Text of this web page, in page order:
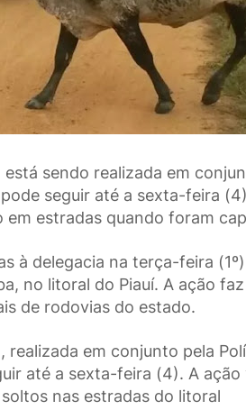
sendo realizada em
seguir até a sexta-feira
em estradas quando foram
à delegacia na terça-feira
no litoral do Piauí. A ação
de rodovias do estado.
realizada em conjunto pela
até a sexta-feira (4). A
nas estradas do litoral